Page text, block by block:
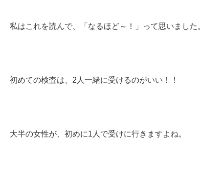
私はこれを読んで、「なるほど～！」って思いました。
初めての検査は、2人一緒に受けるのがいい！！
大半の女性が、初めに1人で受けに行きますよね。